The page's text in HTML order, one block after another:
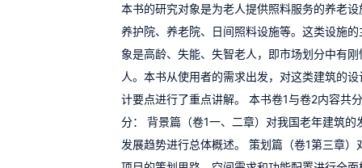
本书的研究对象是为老人提供照料服务的养老
养护院、养老院、日间照料设施等。这类设施
象是高龄、失能、失智老人，即市场划分中有
人。本书从使用者的需求出发，对这类建筑的
计要点进行了重点讲解。 本书卷1与卷2内容共
分： 背景篇（卷1一、二章）对我国老年建筑的
发展趋势进行总体概述。 策划篇（卷1第三章）